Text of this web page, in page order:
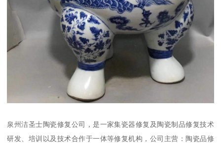
泉州洁圣士陶瓷修复公司，是一家集瓷器修复及陶瓷制品修复技术
研发、培训以及技术合作于一体等修复机构，公司主营：陶瓷品修